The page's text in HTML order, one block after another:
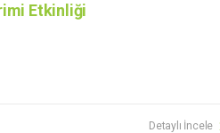
Etkinliği
Detaylı İncele